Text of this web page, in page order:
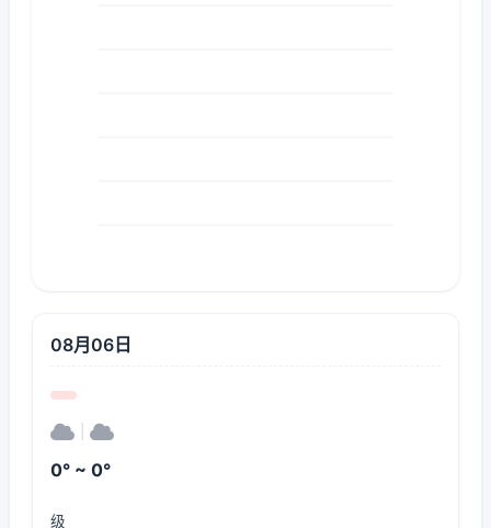
08月06日
0° ~ 0°
级